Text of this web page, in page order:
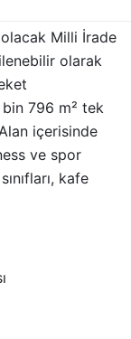
Milli İrade
olarak
796 m² tek
içerisinde
ve spor
kafe